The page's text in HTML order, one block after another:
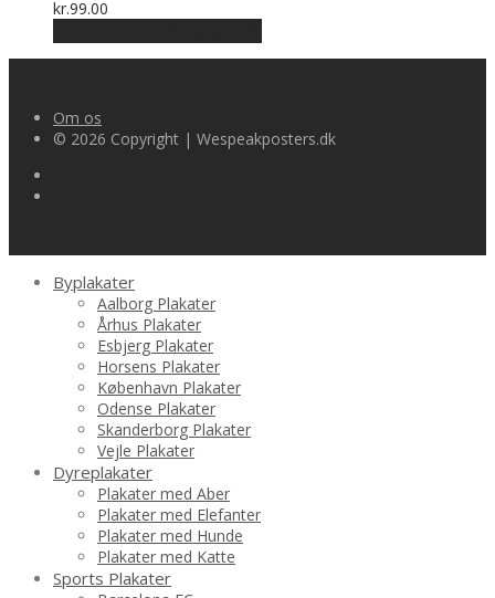
kr.99.00
Om os
© 2026 Copyright | Wespeakposters.dk
Byplakater
Aalborg Plakater
Århus Plakater
Esbjerg Plakater
Horsens Plakater
København Plakater
Odense Plakater
Skanderborg Plakater
Vejle Plakater
Dyreplakater
Plakater med Aber
Plakater med Elefanter
Plakater med Hunde
Plakater med Katte
Sports Plakater